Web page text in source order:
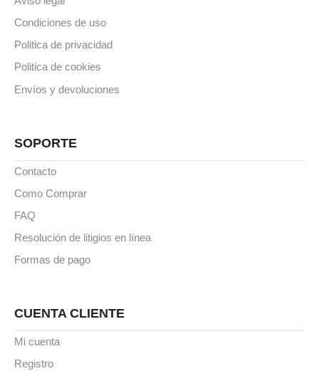
Condiciones de uso
Politica de privacidad
Politica de cookies
Envíos y devoluciones
SOPORTE
Contacto
Como Comprar
FAQ
Resolución de litigios en línea
Formas de pago
CUENTA CLIENTE
Mi cuenta
Registro